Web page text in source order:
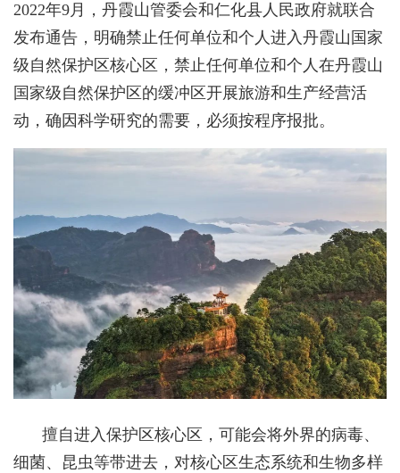
2022年9月，丹霞山管委会和仁化县人民政府就联合
发布通告，明确禁止任何单位和个人进入丹霞山国家
级自然保护区核心区，禁止任何单位和个人在丹霞山
国家级自然保护区的缓冲区开展旅游和生产经营活
动，确因科学研究的需要，必须按程序报批。
擅自进入保护区核心区，可能会将外界的病毒、
细菌、昆虫等带进去，对核心区生态系统和生物多样